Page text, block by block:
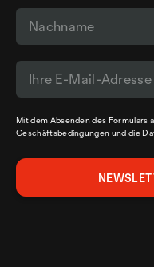
Mit dem Absenden des Formulars
Geschäftsbedingungen und die